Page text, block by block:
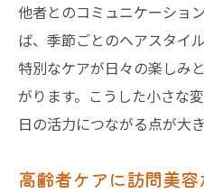
訪問美容の口コミ
心身の健康を支える
訪問美容が高齢
身だしなみケアに
高齢者の活力を引
他者とのコミュニケーショ
ば、季節ごとのヘアスタイ
特別なケアが日々の楽しみ
がります。こうした小さな
日の活力につながる点が大
高齢者ケアに訪問美